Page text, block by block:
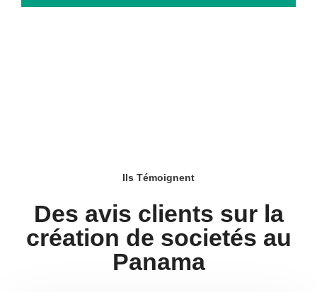
Ils Témoignent
Des avis clients sur la
création de societés au
Panama